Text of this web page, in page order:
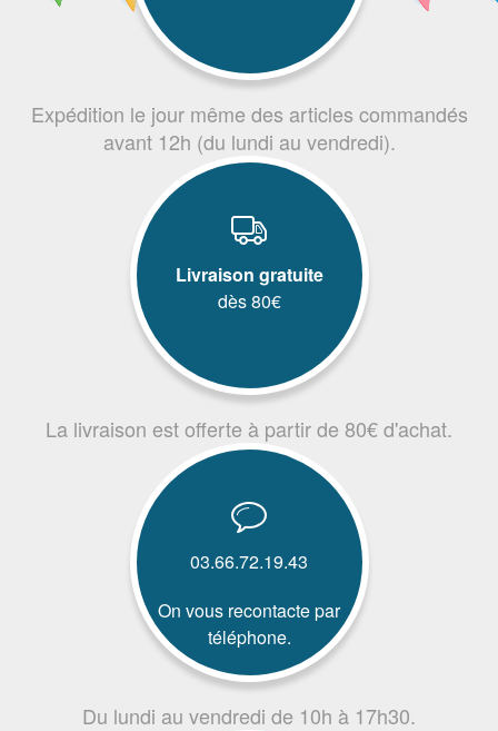
Expédition le jour même des articles commandés
avant 12h (du lundi au vendredi).
Livraison gratuite
dès 80€
La livraison est offerte à partir de 80€ d'achat.
03.66.72.19.43
On vous recontacte par
téléphone.
Du lundi au vendredi de 10h à 17h30.